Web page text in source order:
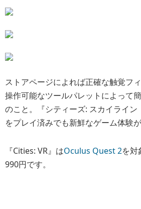
ストアページによれば正確な触覚フ
操作可能なツールパレットによって
のこと。『シティーズ: スカイライン
をプレイ済みでも新鮮なゲーム体験
『Cities: VR』はOculus Quest 2を対
990円です。